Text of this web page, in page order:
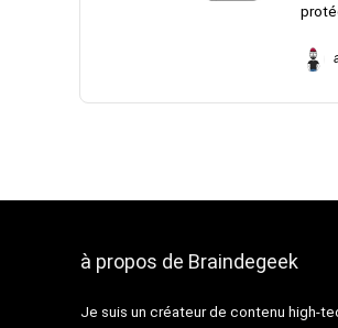
à propos de Braindegeek
Je suis un créateur de contenu high-